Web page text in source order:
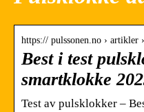
https:// pulssonen.no › artikler
Best i test
smartklokke
Test av pulsklokker –